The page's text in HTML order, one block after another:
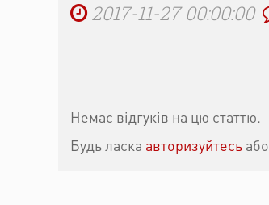
2017-11-27 00:00:00
Немає відгуків на цю статтю.
Будь ласка авторизуйтесь або